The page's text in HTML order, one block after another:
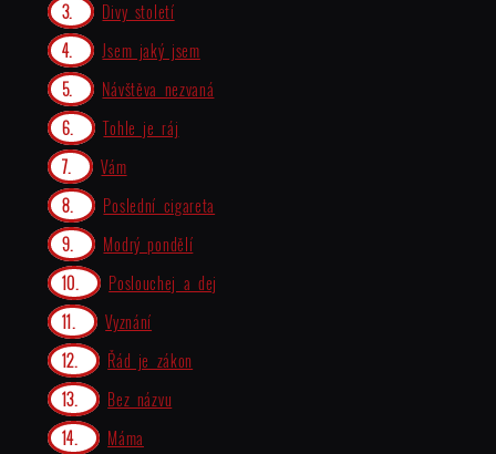
Divy století
Jsem jaký jsem
Návštěva nezvaná
Tohle je ráj
Vám
Poslední cigareta
Modrý pondělí
Poslouchej a dej
Vyznání
Řád je zákon
Bez názvu
Máma